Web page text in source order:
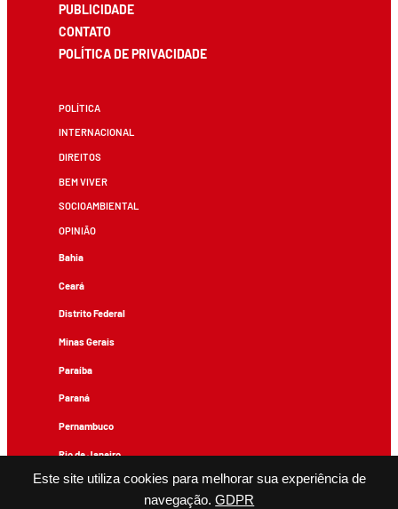
Este site utiliza cookies para melhorar sua experiência de
navegação. GDPR
PUBLICIDADE
CONTATO
POLÍTICA DE PRIVACIDADE
POLÍTICA
INTERNACIONAL
DIREITOS
BEM VIVER
SOCIOAMBIENTAL
OPINIÃO
Bahia
Ceará
Distrito Federal
Minas Gerais
Paraíba
Paraná
Pernambuco
Rio de Janeiro
Rio Grande do Sul